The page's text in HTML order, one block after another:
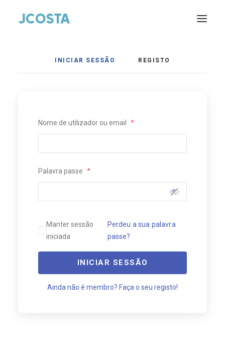
Estores
Área reservada
Contactos
Pesquisar
INICIAR SESSÃO REGISTO
Nome de utilizador ou email *
Palavra passe *
Manter sessão
iniciada
Perdeu a sua palavra
passe?
INICIAR SESSÃO
Ainda não é membro? Faça o seu registo!